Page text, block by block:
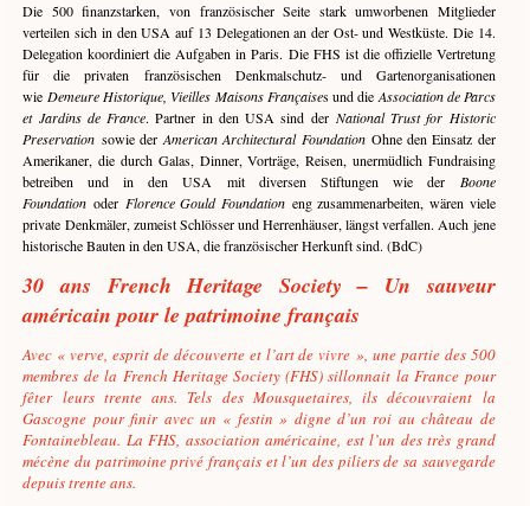
Die 500 finanzstarken, von französischer Seite stark umworbenen Mitglieder
verteilen sich in den USA auf 13 Delegationen an der Ost- und Westküste. Die 14.
Delegation koordiniert die Aufgaben in Paris. Die FHS ist die offizielle Vertretung
für die privaten französischen Denkmalschutz- und Gartenorganisationen
wie Demeure Historique, Vieilles Maisons Françaises und die Association de Parcs
et Jardins de France. Partner in den USA sind der National Trust for Historic
Preservation sowie derAmerican Architectural Foundation Ohne den Einsatz der
Amerikaner, die durch Galas, Dinner, Vorträge, Reisen, unermüdlich Fundraising
betreiben und in den USA mit diversen Stiftungen wie der
Boone
Foundation oder Florence Gould Foundation eng zusammenarbeiten, wären viele
private Denkmäler, zumeist Schlösser und Herrenhäuser, längst verfallen. Auch jene
historische Bauten in den USA, die französischer Herkunft sind. (BdC)
30 ans French Heritage Society – Un sauveur
américain pour le patrimoine français
Avec « verve, esprit de découverte et l’art de vivre », une partie des 500
membres de la French Heritage Society (FHS) sillonnaitla France pour
fêter leurs trente ans. Tels des Mousquetaires, ils découvraient la
Gascogne pour finir avec un « festin » digne d’un roi au château de
Fontainebleau. La FHS, association américaine, est l’un des très grand
mécène du patrimoine privé français et l’un des piliers de sa sauvegarde
depuis trente ans.